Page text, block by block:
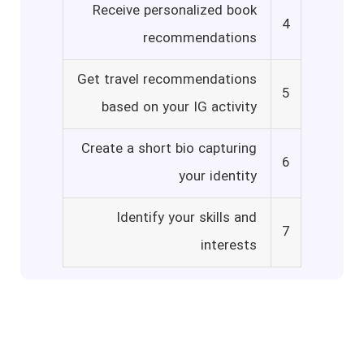
4
Receive personalized book
recommendations
5
Get travel recommendations
based on your IG activity
6
Create a short bio capturing
your identity
7
Identify your skills and
interests